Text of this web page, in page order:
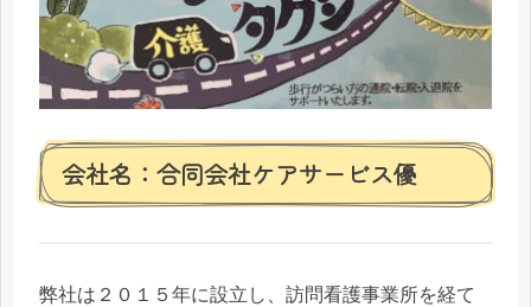
会社名：合同会社ケアサービス優
弊社は２０１５年に設立し、訪問看護事業所を経て